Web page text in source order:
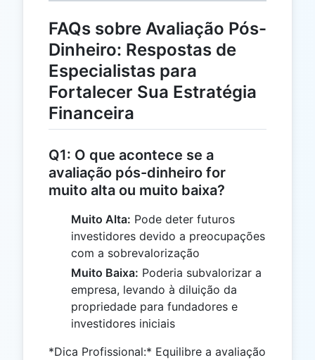
FAQs sobre Avaliação Pós-
Dinheiro: Respostas de
Especialistas para
Fortalecer Sua Estratégia
Financeira
Q1: O que acontece se a
avaliação pós-dinheiro for
muito alta ou muito baixa?
Muito Alta: Pode deter futuros
investidores devido a preocupações
com a sobrevalorização
Muito Baixa: Poderia subvalorizar a
empresa, levando à diluição da
propriedade para fundadores e
investidores iniciais
*Dica Profissional:* Equilibre a avaliação